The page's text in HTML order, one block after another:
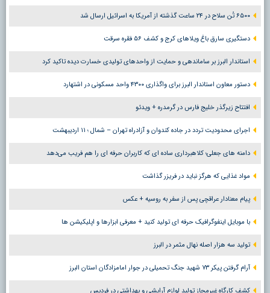
۶۵۰۰ تُن سلاح در ۲۴ ساعت گذشته از آمریکا به اسرائیل ارسال شد
دستگیری سارق باغ ویلاهای کرج و کشف ۵۶ فقره سرقت
استاندار البرز بر ساماندهی و حمایت از واحدهای تولیدی خسارت دیده تاکید کرد
دستور معاون استاندار البرز برای واگذاری ۴۳۰۰ واحد مسکونی در اشتهارد
افتتاح زیرگذر خلیج فارس در گرمدره + ویدئو
اجرای محدودیت تردد در جاده کندوان و آزادراه تهران – شمال ؛ ١١ اردیبهشت
دامنه های جعلی؛ کلاهبرداری ساده ای که کاربران حرفه ای را هم فریب می‌دهد
مواد غذایی که هرگز نباید در فریزر گذاشت
پیام معنادار عراقچی پس از سفر به روسیه + عکس
با موبایل اینفوگرافیک حرفه ای تولید کنید + معرفی ابزارها و اپلیکیشن ها
تولید سه هزار اصله نهال مثمر در البرز
آرام گرفتن پیکر ۷۳ شهید جنگ تحمیلی در جوار امامزادگان استان البرز